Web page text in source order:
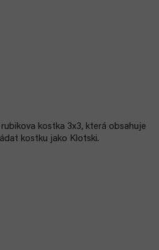
kostka 3x3, která obsahuje
kostku jako Klotski.